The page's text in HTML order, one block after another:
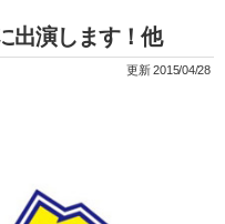
出演します！他
更新 2015/04/28